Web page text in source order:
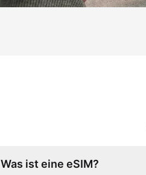
Was ist eine eSIM?